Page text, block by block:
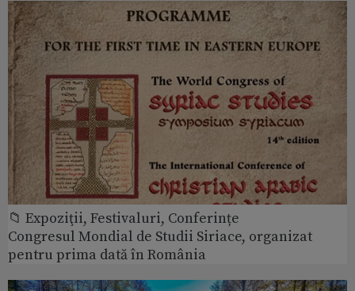
📁 Expoziţii, Festivaluri, Conferințe
Congresul Mondial de Studii Siriace, organizat
pentru prima dată în România